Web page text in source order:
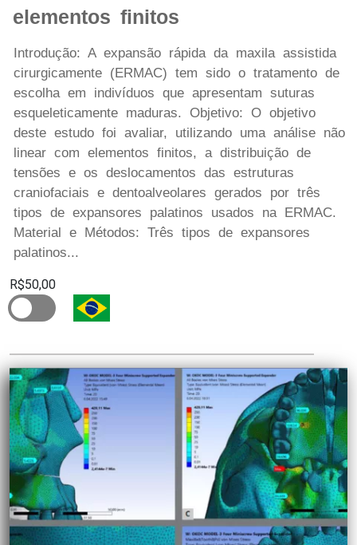
elementos finitos
Introdução: A expansão rápida da maxila assistida
cirurgicamente (ERMAC) tem sido o tratamento de
escolha em indivíduos que apresentam suturas
esqueleticamente maduras. Objetivo: O objetivo
deste estudo foi avaliar, utilizando uma análise não
linear com elementos finitos, a distribuição de
tensões e os deslocamentos das estruturas
craniofaciais e dentoalveolares gerados por três
tipos de expansores palatinos usados na ERMAC.
Material e Métodos: Três tipos de expansores
palatinos...
R$50,00